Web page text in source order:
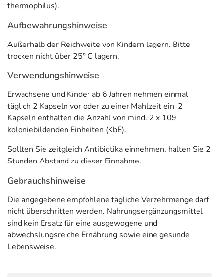
thermophilus).
Aufbewahrungshinweise
Außerhalb der Reichweite von Kindern lagern. Bitte
trocken nicht über 25° C lagern.
Verwendungshinweise
Erwachsene und Kinder ab 6 Jahren nehmen einmal
täglich 2 Kapseln vor oder zu einer Mahlzeit ein. 2
Kapseln enthalten die Anzahl von mind. 2 x 109
koloniebildenden Einheiten (KbE).
Sollten Sie zeitgleich Antibiotika einnehmen, halten Sie 2
Stunden Abstand zu dieser Einnahme.
Gebrauchshinweise
Die angegebene empfohlene tägliche Verzehrmenge darf
nicht überschritten werden. Nahrungsergänzungsmittel
sind kein Ersatz für eine ausgewogene und
abwechslungsreiche Ernährung sowie eine gesunde
Lebensweise.